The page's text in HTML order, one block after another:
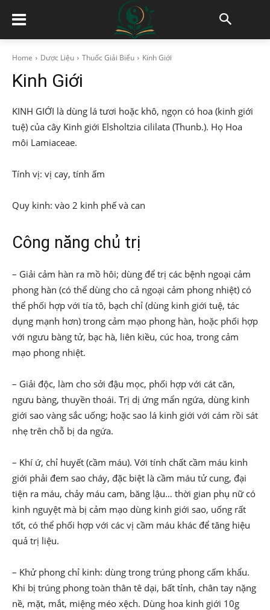
Home Dược Liệu Thuốc Giải Biểu Kinh Giới
Kinh Giới
KINH GIỚI là dùng lá tươi hoặc khô, ngọn có hoa (kinh giới
tuệ) của cây Kinh giới Elsholtzia cililata (Thunb.). Họ Hoa
môi Lamiaceae.
Tính vị: vị cay, tính ấm
Quy kinh: vào 2 kinh phế và can
Công năng chủ trị
– Giải cảm hàn ra mồ hôi; dùng để trị các bệnh ngoại cảm
phong hàn (có thể dùng cho cả ngoại cảm phong nhiệt) có
thể phối hợp với tía tô, bạch chỉ (dùng kinh giới tuệ, tác
dụng mạnh hơn) trong cảm mạo phong hàn, hoặc phối hợp
với ngưu bàng tử, bạc hà, liên kiều, cúc hoa, trong cảm
mạo phong nhiệt.
– Giải độc, làm cho sởi đậu mọc, phối hợp với cát căn,
ngưu bàng, thuyền thoái. Trị dị ứng mẩn ngứa, dùng kinh
giới sao vàng sắc uống; hoặc sao lá kinh giới với cám rồi sát
nhẹ trên chỗ bị da ngứa.
– Khí ứ, chỉ huyết (cầm máu). Với tính chất cầm máu kinh
giới phải đem sao cháy, đặc biệt là cầm máu tử cung, đại
tiện ra máu, chảy máu cam, băng lậu… thời gian phụ nữ có
kinh nguyệt mà bị cảm mạo dùng kinh giới sao, uống rất
tốt, có thể phối hợp với các vị cầm máu khác để tăng hiệu
quả trị liệu.
– Khử phong chỉ kinh: dùng trong trúng phong cấm khẩu.
Khi bị trúng phong toàn thân tê dại, bất tỉnh, chân tay nặng
nề, mặt, mắt, miệng méo xệch. Dùng hoa kinh giới 10g